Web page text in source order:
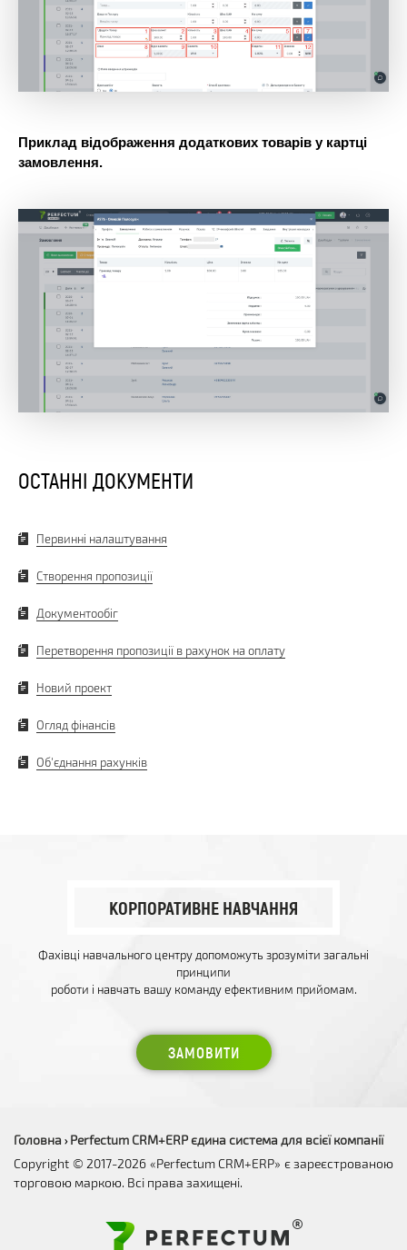
Приклад відображення додаткових товарів у картці
замовлення.
ОСТАННІ ДОКУМЕНТИ
Первинні налаштування
Створення пропозиції
Документообіг
Перетворення пропозиції в рахунок на оплату
Новий проект
Огляд фінансів
Об'єднання рахунків
КОРПОРАТИВНЕ НАВЧАННЯ
Фахівці навчального центру допоможуть зрозуміти загальні
принципи
роботи і навчать вашу команду ефективним прийомам.
ЗАМОВИТИ
Головна › Perfectum CRM+ERP єдина система для всієї компанії
Copyright © 2017-2026 «Perfectum CRM+ERP» є зареєстрованою
торговою маркою. Всі права захищені.